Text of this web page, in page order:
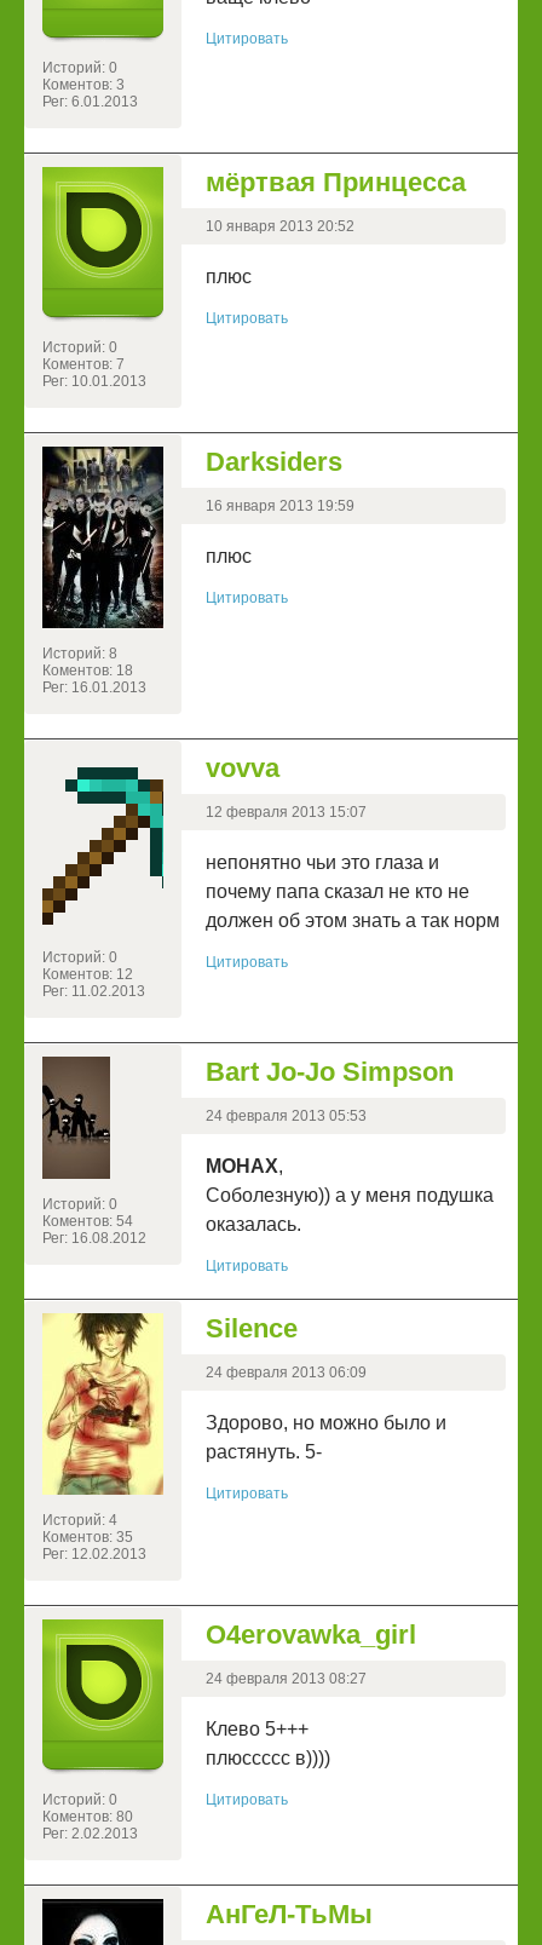
Историй: 0
Коментов: 3
Рег: 6.01.2013
Цитировать
Историй: 0
Коментов: 7
Рег: 10.01.2013
мёртвая Принцесса
10 января 2013 20:52
плюс
Цитировать
Историй: 8
Коментов: 18
Рег: 16.01.2013
Darksiders
16 января 2013 19:59
плюс
Цитировать
Историй: 0
Коментов: 12
Рег: 11.02.2013
vovva
12 февраля 2013 15:07
непонятно чьи это глаза и
почему папа сказал не кто не
должен об этом знать а так норм
Цитировать
Историй: 0
Коментов: 54
Рег: 16.08.2012
Bart Jo-Jo Simpson
24 февраля 2013 05:53
МОНАХ,
Соболезную)) а у меня подушка
оказалась.
Цитировать
Историй: 4
Коментов: 35
Рег: 12.02.2013
Silence
24 февраля 2013 06:09
Здорово, но можно было и
растянуть. 5-
Цитировать
Историй: 0
Коментов: 80
Рег: 2.02.2013
O4erovawka_girl
24 февраля 2013 08:27
Клево 5+++
плюссссс в))))
Цитировать
АнГеЛ-ТьМы